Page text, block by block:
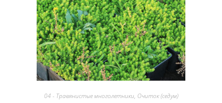
04 - Травянистые многолетники, Очиток (седум)